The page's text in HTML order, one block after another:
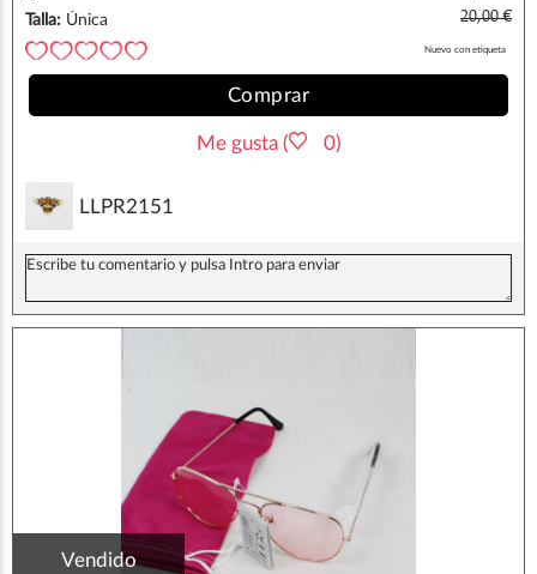
Talla: Única 20,00 €
Nuevo con etiqueta
Comprar
Me gusta ( 0)
LLPR2151
Vendido